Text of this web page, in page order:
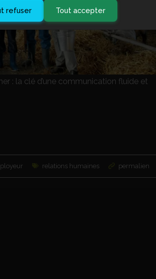
: la clé d’une communication fluide et
relations humaines permalien
refuser Tout accepter